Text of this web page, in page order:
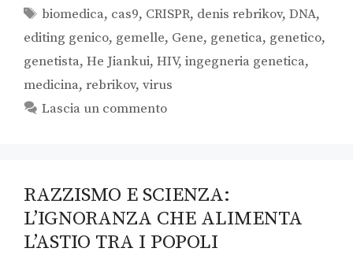
biomedica, cas9, CRISPR, denis rebrikov,DNA,
editing genico, gemelle, Gene, genetica, genetico,
genetista, He Jiankui, HIV, ingegneria genetica,
medicina, rebrikov, virus
Lascia un commento
RAZZISMO E SCIENZA:
L’IGNORANZA CHE ALIMENTA
L’ASTIO TRA I POPOLI